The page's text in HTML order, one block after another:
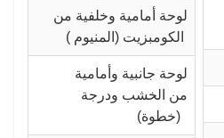
لوحة أمامية وخلفية من
لوحة جانبية وأمامية
من الخشب ودرجة